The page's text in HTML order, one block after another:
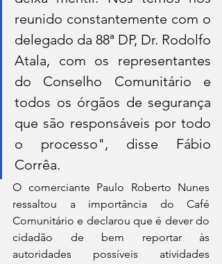
reunido constantemente com o
delegado da 88ª DP, Dr. Rodolfo
Atala, com os representantes
do Conselho Comunitário e
todos os órgãos de segurança
que são responsáveis por todo
o processo", disse Fábio
Corrêa.
O comerciante Paulo Roberto Nunes
ressaltou a importância do Café
Comunitário e declarou que é dever do
cidadão de bem reportar às
autoridades possíveis atividades